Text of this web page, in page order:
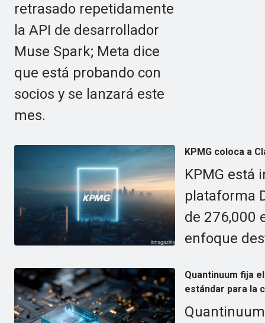
retrasado repetidamente
la API de desarrollador
Muse Spark; Meta dice
que está probando con
socios y se lanzará este
mes.
KPMG coloca a
KPMG está
plataforma
de 276,000
enfoque
Quantinuum fija
estándar para la